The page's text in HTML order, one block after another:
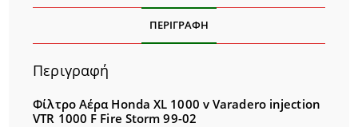
ΠΕΡΙΓΡΑΦΉ
Περιγραφή
Φίλτρο Αέρα Honda XL 1000 v Varadero injection
VTR 1000 F Fire Storm 99-02